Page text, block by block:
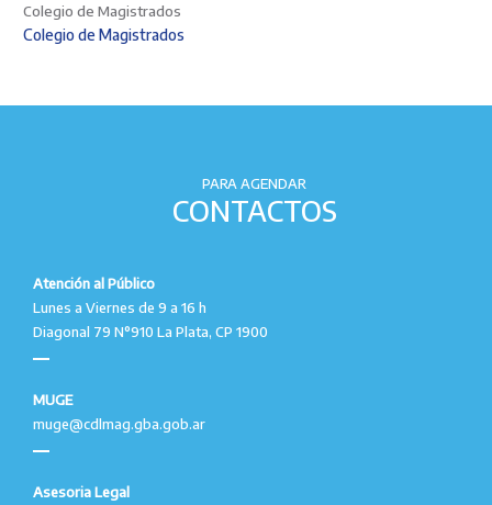
Colegio de Magistrados
Colegio de Magistrados
PARA AGENDAR
CONTACTOS
Atención al Público
Lunes a Viernes de 9 a 16 h
Diagonal 79 N°910 La Plata, CP 1900
MUGE
muge@cdlmag.gba.gob.ar
Asesoria Legal